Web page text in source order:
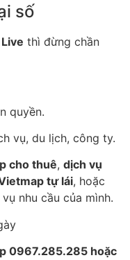
số
thì đừng chần
quyền.
vụ, du lịch, công ty.
cho thuê, dịch vụ
tự lái, hoặc
nhu cầu của mình.
0967.285.285 hoặc